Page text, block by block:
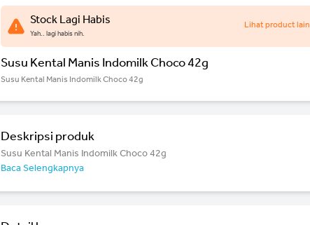
Stock Lagi Habis
Yah.. lagi habis nih.
Lihat product lain
Susu Kental Manis Indomilk Choco 42g
Susu Kental Manis Indomilk Choco 42g
Deskripsi produk
Susu Kental Manis Indomilk Choco 42g
Baca Selengkapnya